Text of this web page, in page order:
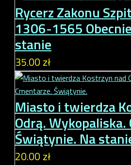
Rycerz Zakonu
1306-1565
stanie
35.00 zł
Miasto i twierdza
Odrą.
Świątynie. Na
20.00 zł